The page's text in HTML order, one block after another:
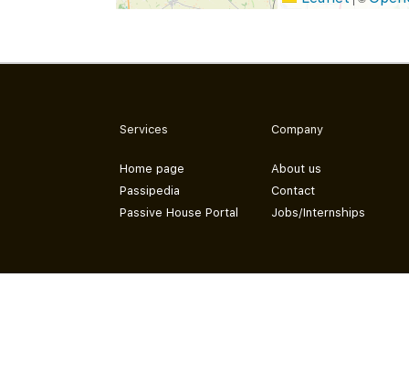
Services
Home page
Passipedia
Passive House Portal
Company
About us
Contact
Jobs/Internships